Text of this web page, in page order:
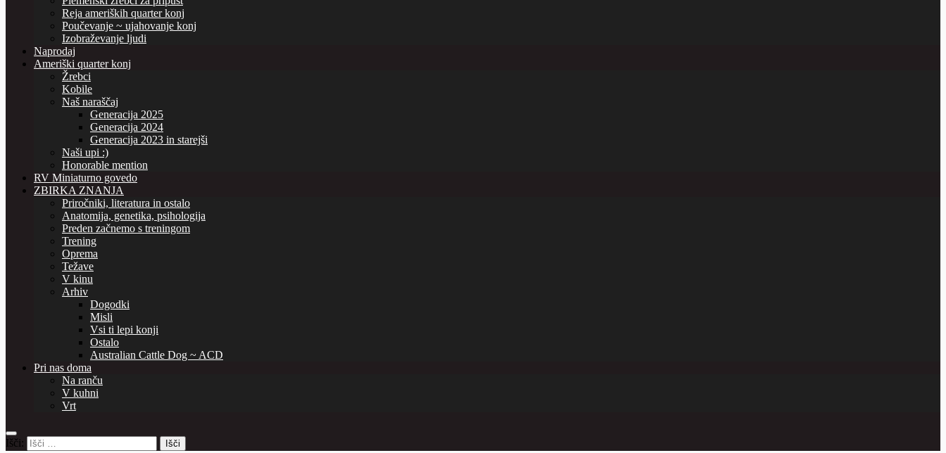
Reja ameriških quarter konj
Poučevanje ~ ujahovanje konj
Izobraževanje ljudi
Naprodaj
Ameriški quarter konj
Žrebci
Kobile
Naš naraščaj
Generacija 2025
Generacija 2024
Generacija 2023 in starejši
Naši upi :)
Honorable mention
RV Miniaturno govedo
ZBIRKA ZNANJA
Priročniki, literatura in ostalo
Anatomija, genetika, psihologija
Preden začnemo s treningom
Trening
Oprema
Težave
V kinu
Arhiv
Dogodki
Misli
Vsi ti lepi konji
Ostalo
Australian Cattle Dog ~ ACD
Pri nas doma
Na ranču
V kuhni
Vrt
Išči: